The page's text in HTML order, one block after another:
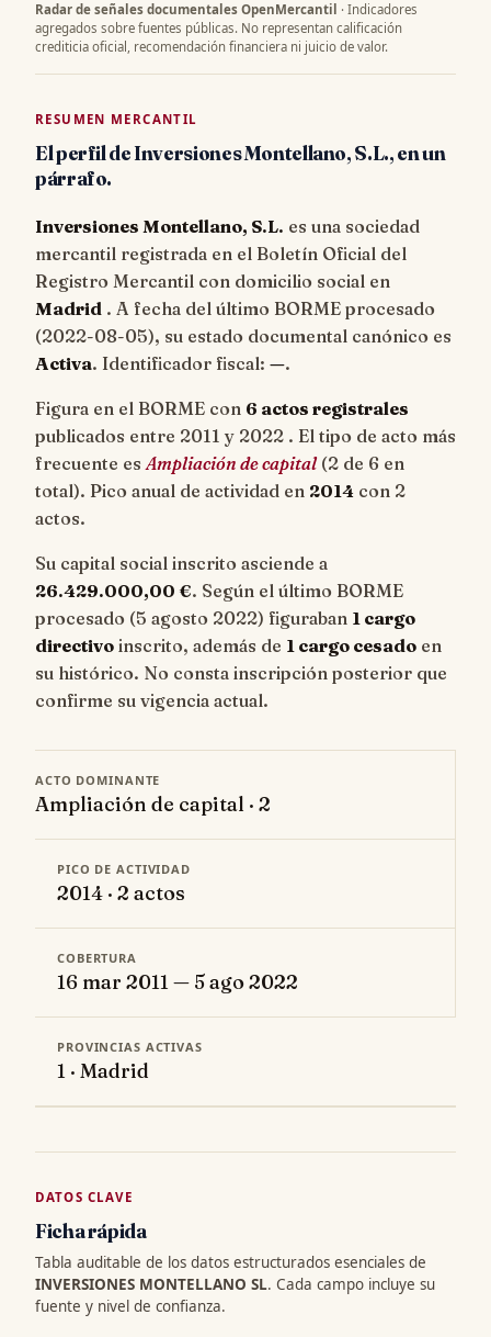
Radar de señales documentales OpenMercantil · Indicadores
agregados sobre fuentes públicas. No representan calificación
crediticia oficial, recomendación financiera ni juicio de valor.
RESUMEN MERCANTIL
El perfil de Inversiones Montellano, S.L., en un
párrafo.
Inversiones Montellano, S.L. es una sociedad
mercantil registrada en el Boletín Oficial del
Registro Mercantil con domicilio social en
Madrid . A fecha del último BORME procesado
(2022-08-05), su estado documental canónico es
Activa. Identificador fiscal: —.
Figura en el BORME con 6 actos registrales
publicados entre 2011 y 2022 . El tipo de acto más
frecuente esAmpliación de capital(2 de 6 en
total). Pico anual de actividad en 2014 con 2
actos.
Su capital social inscrito asciende a
26.429.000,00 €. Según el último BORME
procesado (5 agosto 2022) figuraban 1 cargo
directivo inscrito, además de 1 cargo cesado en
su histórico. No consta inscripción posterior que
confirme su vigencia actual.
ACTO DOMINANTE
Ampliación de capital · 2
PICO DE ACTIVIDAD
2014 · 2 actos
COBERTURA
16 mar 2011 — 5 ago 2022
PROVINCIAS ACTIVAS
1 · Madrid
DATOS CLAVE
Ficha rápida
Tabla auditable de los datos estructurados esenciales de
INVERSIONES MONTELLANO SL. Cada campo incluye su
fuente y nivel de confianza.